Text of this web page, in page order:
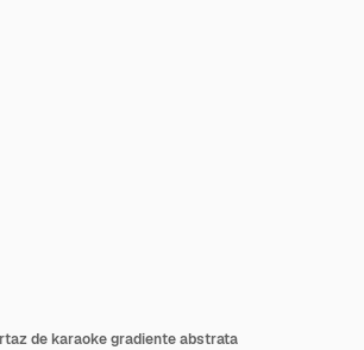
de karaoke gradiente abstrata